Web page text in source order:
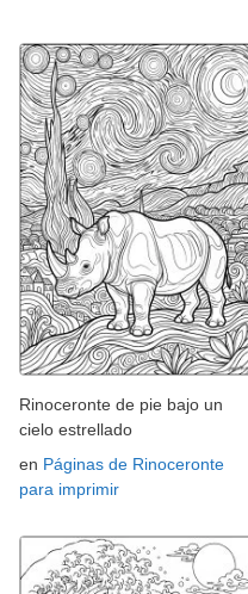
Rinoceronte de pie bajo un
cielo estrellado
en Páginas de Rinoceronte
para imprimir